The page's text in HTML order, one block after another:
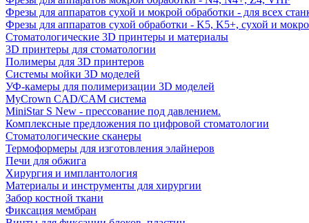
Фрезы для аппаратов сухой и мокрой обработки - для всех
Фрезы для аппаратов сухой обработки - K5, K5+, сухой и
Стоматологические 3D принтеры и материалы
3D принтеры для стоматологии
Полимеры для 3D принтеров
Системы мойки 3D моделей
УФ-камеры для полимеризации 3D моделей
MyCrown CAD/CAM система
MiniStar S New - прессование под давлением.
Комплексные предложения по цифровой стоматологии
Стоматологические сканеры
Термоформеры для изготовления элайнеров
Печи для обжига
Хирургия и имплантология
Материалы и инструменты для хирургии
Забор костной ткани
Фиксация мембран